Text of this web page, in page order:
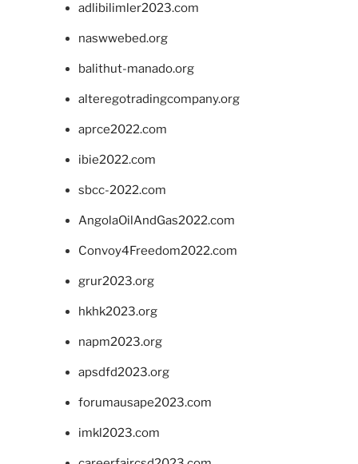
adlibilimler2023.com
naswwebed.org
balithut-manado.org
alteregotradingcompany.org
aprce2022.com
ibie2022.com
sbcc-2022.com
AngolaOilAndGas2022.com
Convoy4Freedom2022.com
grur2023.org
hkhk2023.org
napm2023.org
apsdfd2023.org
forumausape2023.com
imkl2023.com